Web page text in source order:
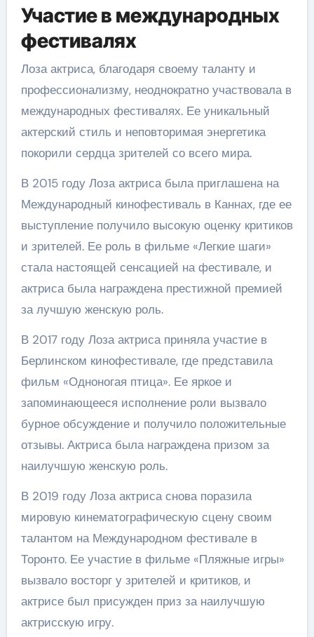
Участие в международных
фестивалях
Лоза актриса, благодаря своему таланту и
профессионализму, неоднократно участвовала в
международных фестивалях. Ее уникальный
актерский стиль и неповторимая энергетика
покорили сердца зрителей со всего мира.
В 2015 году Лоза актриса была приглашена на
Международный кинофестиваль в Каннах, где ее
выступление получило высокую оценку критиков
и зрителей. Ее роль в фильме «Легкие шаги»
стала настоящей сенсацией на фестивале, и
актриса была награждена престижной премией
за лучшую женскую роль.
В 2017 году Лоза актриса приняла участие в
Берлинском кинофестивале, где представила
фильм «Одноногая птица». Ее яркое и
запоминающееся исполнение роли вызвало
бурное обсуждение и получило положительные
отзывы. Актриса была награждена призом за
наилучшую женскую роль.
В 2019 году Лоза актриса снова поразила
мировую кинематографическую сцену своим
талантом на Международном фестивале в
Торонто. Ее участие в фильме «Пляжные игры»
вызвало восторг у зрителей и критиков, и
актрисе был присужден приз за наилучшую
актрисскую игру.